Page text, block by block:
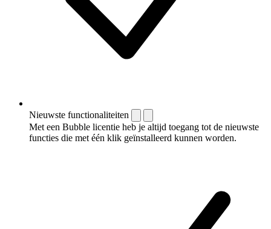
Nieuwste functionaliteiten
Met een Bubble licentie heb je altijd toegang tot de nieuwste
functies die met één klik geïnstalleerd kunnen worden.